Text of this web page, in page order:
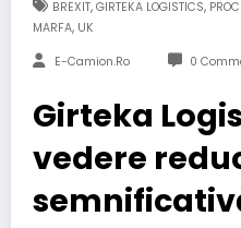
BREXIT, GIRTEKA LOGISTICS,
MARFA, UK
E-Camion.ro 0
Girteka
vedere